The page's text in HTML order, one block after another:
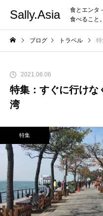
Sally.Asia
食とエンタ
食べること。
ブログ トラベル 特
2021.06.06
特集：すぐに行けな
湾
特集